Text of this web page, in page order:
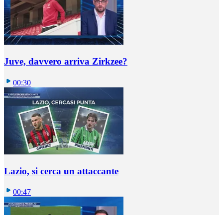
Juve, davvero arriva Zirkzee?
00:30
Lazio, si cerca un attaccante
00:47